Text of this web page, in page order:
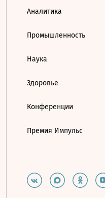
Аналитика
Промышленность
Наука
Здоровье
Конференции
Премия Импульс